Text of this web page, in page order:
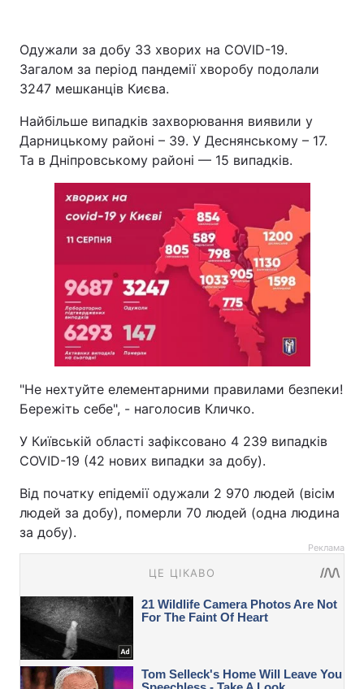
Одужали за добу 33 хворих на COVID-19.
Загалом за період пандемії хворобу подолали
3247 мешканців Києва.
Найбільше випадків захворювання виявили у
Дарницькому районі – 39. У Деснянському – 17.
Та в Дніпровському районі — 15 випадків.
"Не нехтуйте елементарними правилами безпеки!
Бережіть себе", - наголосив Кличко.
У Київській області зафіксовано 4 239 випадків
COVID-19 (42 нових випадки за добу).
Від початку епідемії одужали 2 970 людей (вісім
людей за добу), померли 70 людей (одна людина
за добу).
Реклама